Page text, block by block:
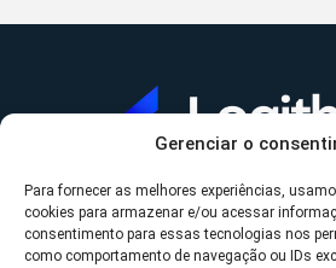
Gerenciar o
Para fornecer as melhores experiências,
cookies para armazenar e/ou acessar
consentimento para essas tecnologias nos
como comportamento de navegação ou IDs
A Logithink
O que fazemos